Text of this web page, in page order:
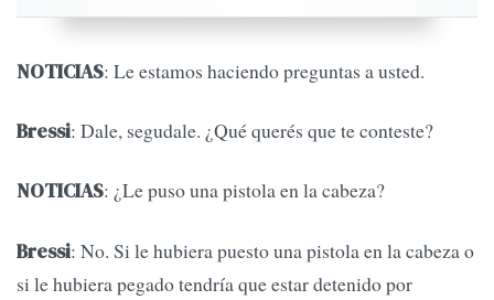
NOTICIAS: Le estamos haciendo preguntas a usted.
Bressi: Dale, segudale. ¿Qué querés que te conteste?
NOTICIAS: ¿Le puso una pistola en la cabeza?
Bressi: No. Si le hubiera puesto una pistola en la cabeza o
si le hubiera pegado tendría que estar detenido por